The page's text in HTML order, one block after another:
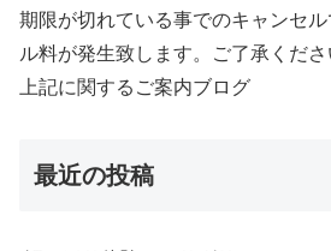
期限が切れている事でのキャンセ
ル料が発生致します。ご了承くださ
上記に関するご案内ブログ
最近の投稿